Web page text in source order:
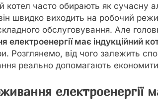
котел часто обирають як
швидко виходить на робочий
обслуговування. Але
електроенергії має індукційний
Розглянемо, від чого залежить
реально допомагають
електроенергії